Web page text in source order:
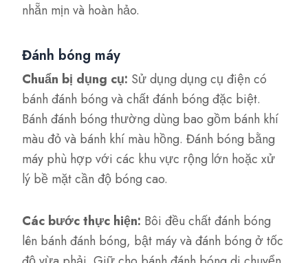
nhẵn mịn và hoàn hảo.
Đánh bóng máy
Chuẩn bị dụng cụ: Sử dụng dụng cụ điện có
bánh đánh bóng và chất đánh bóng đặc biệt.
Bánh đánh bóng thường dùng bao gồm bánh khí
màu đỏ và bánh khí màu hồng. Đánh bóng bằng
máy phù hợp với các khu vực rộng lớn hoặc xử
lý bề mặt cần độ bóng cao.
Các bước thực hiện: Bôi đều chất đánh bóng
lên bánh đánh bóng, bật máy và đánh bóng ở tốc